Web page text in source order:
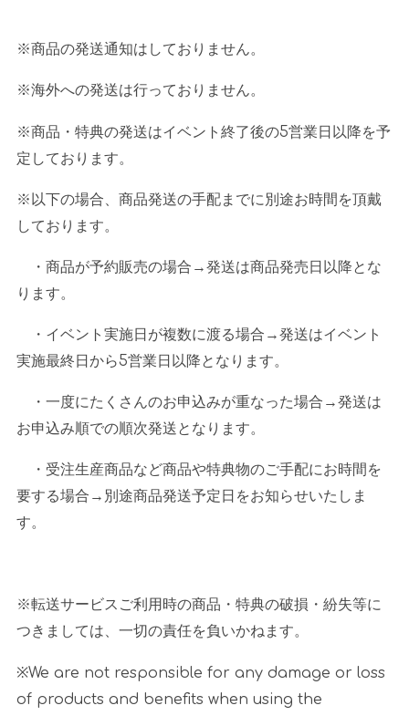
※商品の発送通知はしておりません。
※海外への発送は行っておりません。
※商品・特典の発送はイベント終了後の5営業日以降を予
定しております。
※以下の場合、商品発送の手配までに別途お時間を頂戴
しております。
・商品が予約販売の場合→発送は商品発売日以降とな
ります。
・イベント実施日が複数に渡る場合→発送はイベント
実施最終日から5営業日以降となります。
・一度にたくさんのお申込みが重なった場合→発送は
お申込み順での順次発送となります。
・受注生産商品など商品や特典物のご手配にお時間を
要する場合→別途商品発送予定日をお知らせいたしま
す。
※転送サービスご利用時の商品・特典の破損・紛失等に
つきましては、一切の責任を負いかねます。
※We are not responsible for any damage or loss
of products and benefits when using the